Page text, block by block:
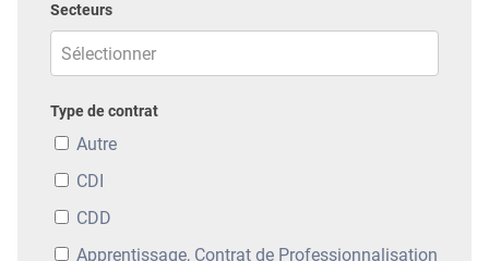
Secteurs
Type de contrat
Autre
CDI
CDD
Apprentissage, Contrat de Professionnalisation